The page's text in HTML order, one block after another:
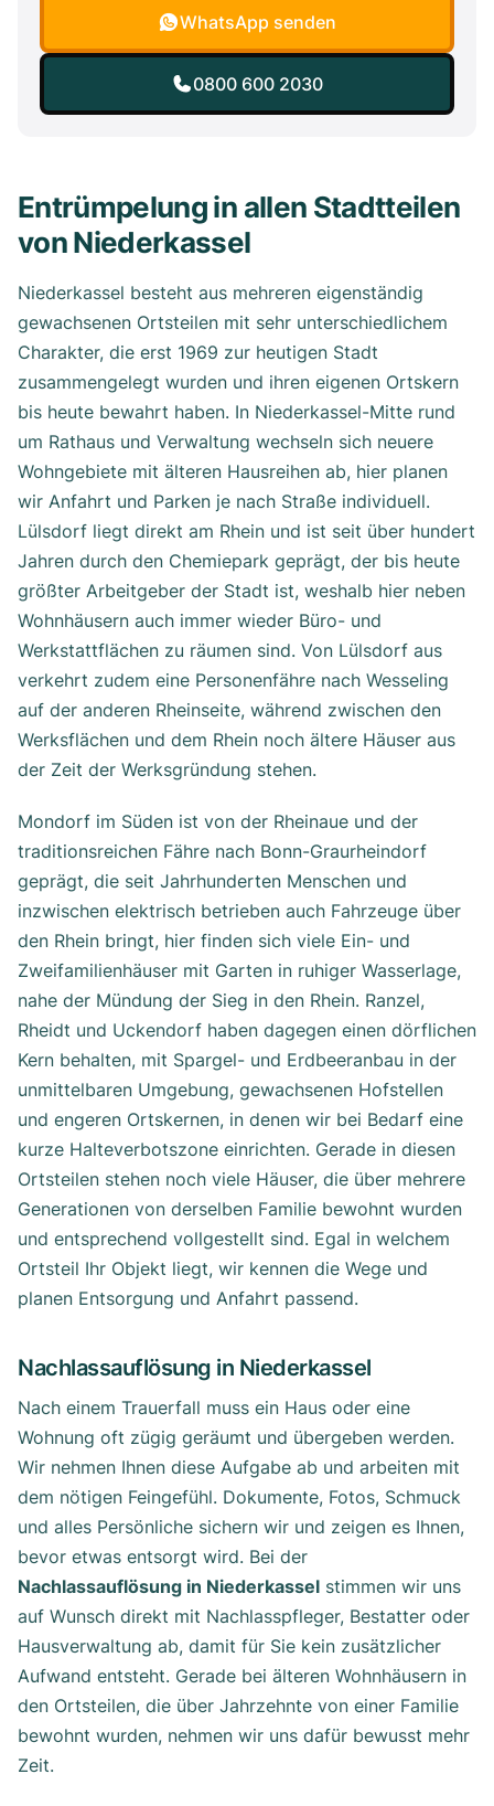
WhatsApp senden
0800 600 2030
Entrümpelung in allen Stadtteilen
von Niederkassel
Niederkassel besteht aus mehreren eigenständig
gewachsenen Ortsteilen mit sehr unterschiedlichem
Charakter, die erst 1969 zur heutigen Stadt
zusammengelegt wurden und ihren eigenen Ortskern
bis heute bewahrt haben. In Niederkassel-Mitte rund
um Rathaus und Verwaltung wechseln sich neuere
Wohngebiete mit älteren Hausreihen ab, hier planen
wir Anfahrt und Parken je nach Straße individuell.
Lülsdorf liegt direkt am Rhein und ist seit über hundert
Jahren durch den Chemiepark geprägt, der bis heute
größter Arbeitgeber der Stadt ist, weshalb hier neben
Wohnhäusern auch immer wieder Büro- und
Werkstattflächen zu räumen sind. Von Lülsdorf aus
verkehrt zudem eine Personenfähre nach Wesseling
auf der anderen Rheinseite, während zwischen den
Werksflächen und dem Rhein noch ältere Häuser aus
der Zeit der Werksgründung stehen.
Mondorf im Süden ist von der Rheinaue und der
traditionsreichen Fähre nach Bonn-Graurheindorf
geprägt, die seit Jahrhunderten Menschen und
inzwischen elektrisch betrieben auch Fahrzeuge über
den Rhein bringt, hier finden sich viele Ein- und
Zweifamilienhäuser mit Garten in ruhiger Wasserlage,
nahe der Mündung der Sieg in den Rhein. Ranzel,
Rheidt und Uckendorf haben dagegen einen dörflichen
Kern behalten, mit Spargel- und Erdbeeranbau in der
unmittelbaren Umgebung, gewachsenen Hofstellen
und engeren Ortskernen, in denen wir bei Bedarf eine
kurze Halteverbotszone einrichten. Gerade in diesen
Ortsteilen stehen noch viele Häuser, die über mehrere
Generationen von derselben Familie bewohnt wurden
und entsprechend vollgestellt sind. Egal in welchem
Ortsteil Ihr Objekt liegt, wir kennen die Wege und
planen Entsorgung und Anfahrt passend.
Nachlassauflösung in Niederkassel
Nach einem Trauerfall muss ein Haus oder eine
Wohnung oft zügig geräumt und übergeben werden.
Wir nehmen Ihnen diese Aufgabe ab und arbeiten mit
dem nötigen Feingefühl. Dokumente, Fotos, Schmuck
und alles Persönliche sichern wir und zeigen es Ihnen,
bevor etwas entsorgt wird. Bei der
Nachlassauflösung in Niederkassel stimmen wir uns
auf Wunsch direkt mit Nachlasspfleger, Bestatter oder
Hausverwaltung ab, damit für Sie kein zusätzlicher
Aufwand entsteht. Gerade bei älteren Wohnhäusern in
den Ortsteilen, die über Jahrzehnte von einer Familie
bewohnt wurden, nehmen wir uns dafür bewusst mehr
Zeit.